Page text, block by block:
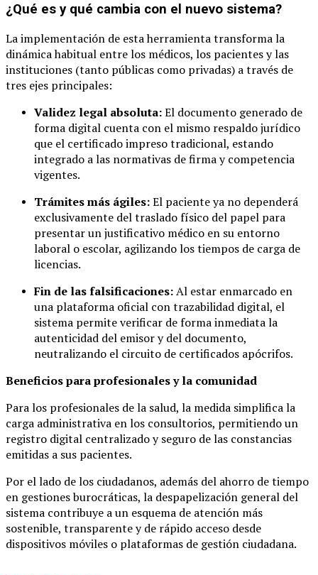
¿Qué es y qué cambia con el nuevo sistema?
La implementación de esta herramienta transforma la
dinámica habitual entre los médicos, los pacientes y las
instituciones (tanto públicas como privadas) a través de
tres ejes principales:
Validez legal absoluta:El documento generado de
forma digital cuenta con el mismo respaldo jurídico
que el certificado impreso tradicional, estando
integrado a las normativas de firma y competencia
vigentes.
Trámites más ágiles:El paciente ya no dependerá
exclusivamente del traslado físico del papel para
presentar un justificativo médico en su entorno
laboral o escolar, agilizando los tiempos de carga de
licencias.
Fin de las falsificaciones:Al estar enmarcado en
una plataforma oficial con trazabilidad digital, el
sistema permite verificar de forma inmediata la
autenticidad del emisor y del documento,
neutralizando el circuito de certificados apócrifos.
Beneficios para profesionales y la comunidad
Para los profesionales de la salud, la medida simplifica la
carga administrativa en los consultorios, permitiendo un
registro digital centralizado y seguro de las constancias
emitidas a sus pacientes.
Por el lado de los ciudadanos, además del ahorro de tiempo
en gestiones burocráticas, la despapelización general del
sistema contribuye a un esquema de atención más
sostenible, transparente y de rápido acceso desde
dispositivos móviles o plataformas de gestión ciudadana.